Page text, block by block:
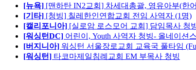
[뉴욕] [맨하탄 IN2교회] 차세대총괄, 영유아부(한
[기타] [청빙] 칠레한인연합교회 전임 사역자 (1명)
[캘리포니아] [실로암 로스모어 교회] 담임목사 청
[워싱턴DC] 어린이, Youth 사역자 청빙- 올네이션
[버지니아] 워싱턴 서울장로교회 교육국 풀타임
[워싱턴] 타코마제일침례교회 EM 부목사 청빙